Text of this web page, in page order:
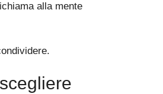
alla mente